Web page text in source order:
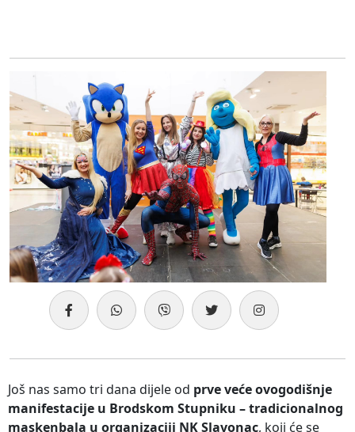
Još nas samo tri dana dijele od prve veće ovogodišnje
manifestacije u Brodskom Stupniku – tradicionalnog
maskenbala u organizaciji NK Slavonac, koji će se